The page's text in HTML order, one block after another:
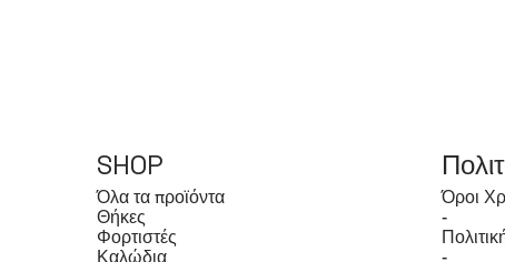
SHOP
Όλα τα προϊόντα
Θήκες
Φορτιστές
Καλώδια
Όροι
-
-